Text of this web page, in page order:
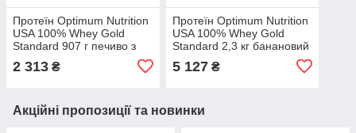
Протеїн Optimum Nutrition
USA 100% Whey Gold
Standard 907 г печиво з
2 313 ₴
Протеїн Optimum Nutrition
USA 100% Whey Gold
Standard 2,3 кг банановий
5 127₴
Акційні пропозиції та новинки